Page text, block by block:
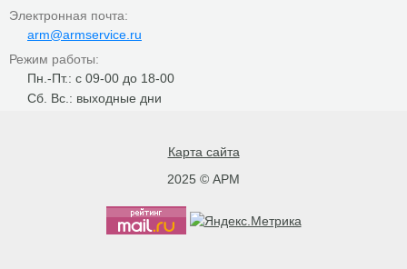
Электронная почта:
arm@armservice.ru
Режим работы:
Пн.-Пт.: с 09-00 до 18-00
Сб. Вс.: выходные дни
Карта сайта
2025 © АРМ